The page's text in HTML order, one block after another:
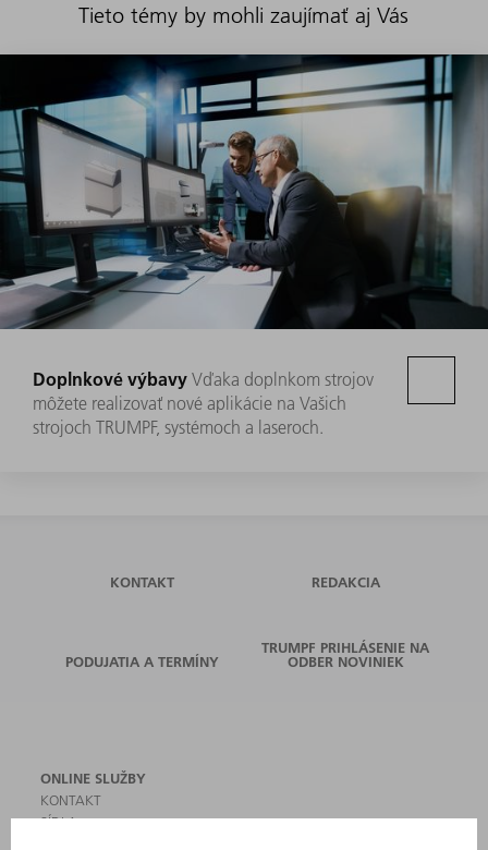
Tieto témy by mohli zaujímať aj Vás
Doplnkové výbavy Vďaka doplnkom strojov
môžete realizovať nové aplikácie na Vašich
strojoch TRUMPF, systémoch a laseroch.
KONTAKT REDAKCIA
PODUJATIA A TERMÍNY
TRUMPF PRIHLÁSENIE NA
ODBER NOVINIEK
ONLINE SLUŽBY
KONTAKT
SÍDLA